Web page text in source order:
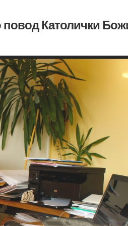
повод Католички